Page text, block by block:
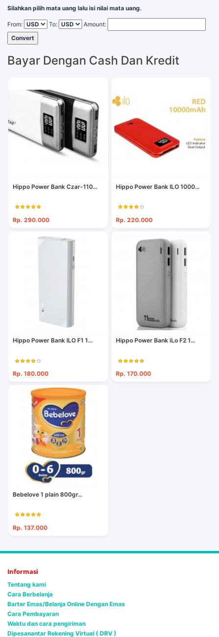
Silahkan pilih mata uang lalu isi nilai mata uang.
From: To:
Amount:
Convert
Bayar Dengan Cash Dan Kredit
Hippo Power Bank Czar-110...
Rp. 290.000
Hippo Power Bank ILO 1000...
Rp. 220.000
Hippo Power Bank ILO F1 1...
Rp. 180.000
Hippo Power Bank iLo F2 1...
Rp. 170.000
Bebelove 1 plain 800gr...
Rp. 137.000
Informasi
Tentang kami
Cara Berbelanja
Barter Emas/Belanja Online Dengan Emas
Cara Pembayaran
Waktu dan cara pengiriman
Dipesanantar Rekening Virtual ( DRV )